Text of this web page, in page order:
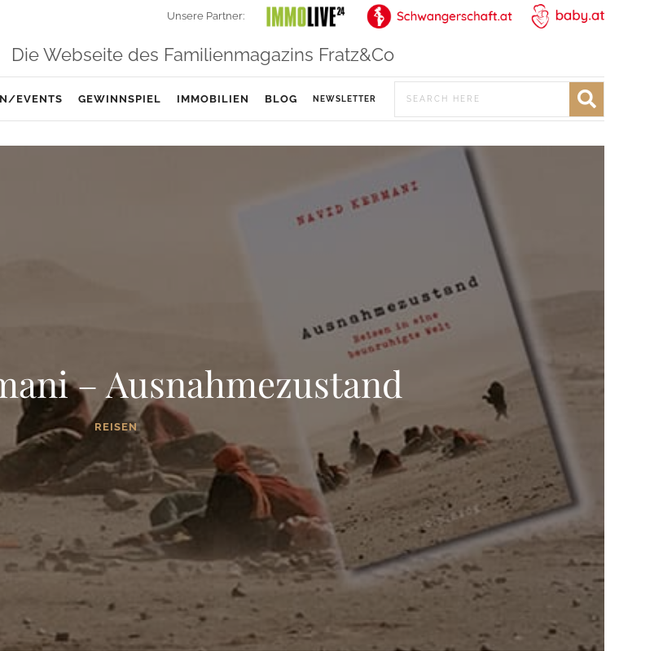
Unsere Partner:
Die Webseite des Familienmagazins Fratz&Co
EVENTS GEWINNSPIEL IMMOBILIEN BLOG NEWSLETTER
– Ausnahmezustand
REISEN